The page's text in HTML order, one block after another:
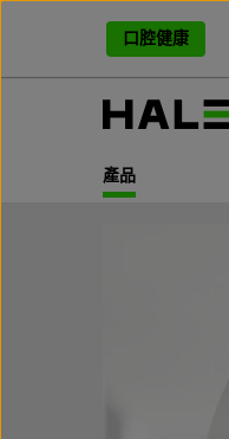
口腔健康
產品